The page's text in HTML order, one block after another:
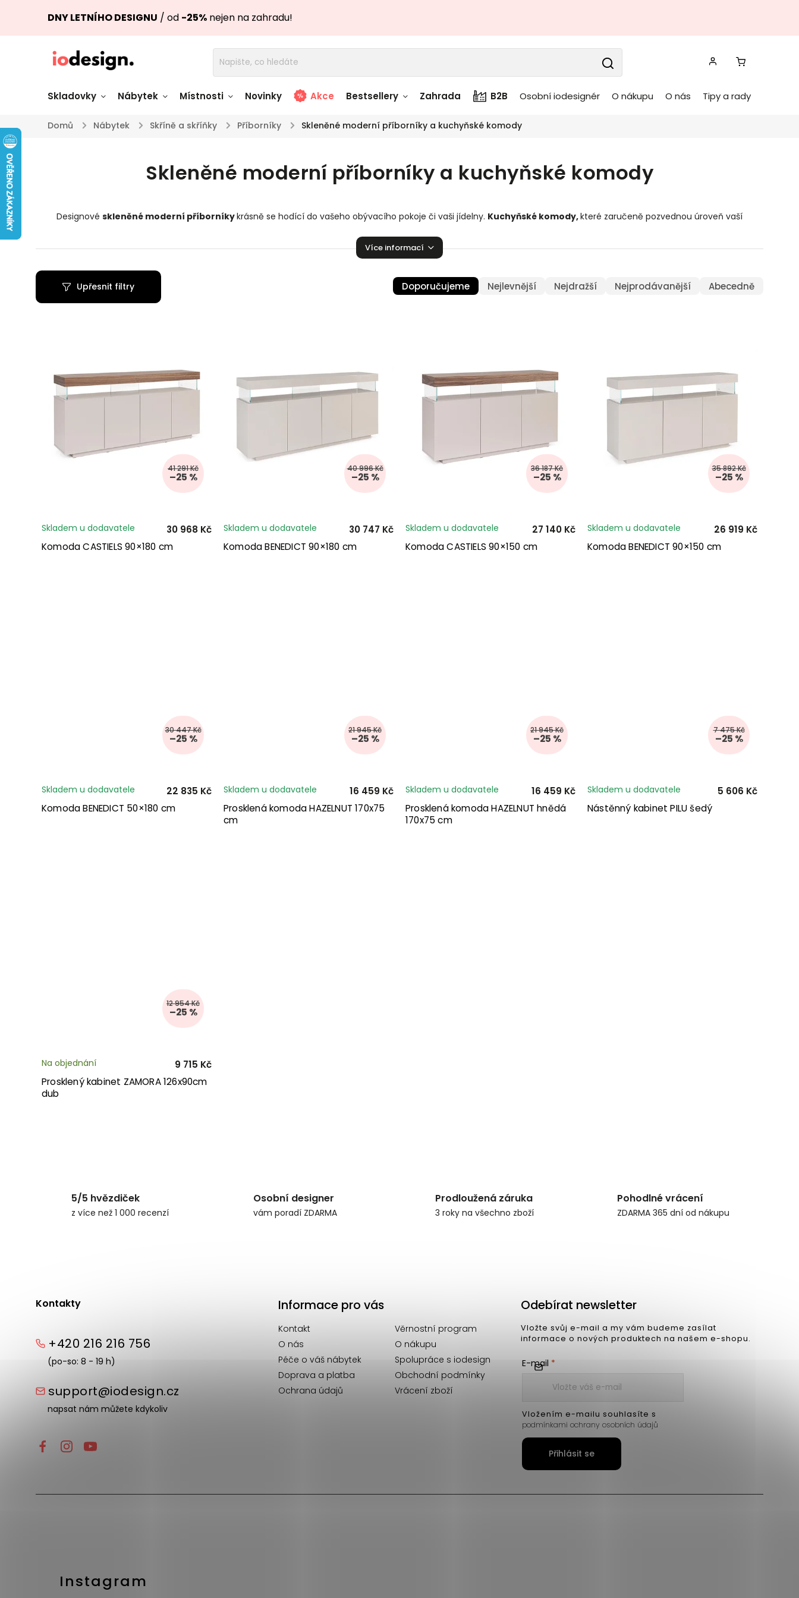
DNY LETNÍHO DESIGNU / od -25% nejen na zahradu!
Skladovky
Židle skladem Stoly skladem Stolky skladem
Pohovky a křesla
Úložné prostory
skladem
Zahradní nábytek
skladem
Světla skladem
Doplňky a
dekorace skladem
Textílie skladem
Nábytek Místnosti Novinky Akce Bestsellery Zahrada B2B Osobní iodesignér O nákupu O nás Tipy a rady
Domů / Nábytek / Skříně a skříňky / Příborníky / Skleněné moderní příborníky a kuchyňské komody
Skleněné moderní příborníky a kuchyňské komody
Designové skleněné moderní příborníkykrásně se hodící do vašeho obývacího pokoje či vaši jídelny. Kuchyňské komody,které zaručeně pozvednou úroveň vaší
Více informací
Doporučujeme Nejlevnější Nejdražší Nejprodávanější Abecedně
Upřesnit filtry
41 291 Kč
–25 %
Komoda CASTIELS 90×180 cm
Skladem u dodavatele 30 968 Kč
40 996 Kč
–25 %
Komoda BENEDICT 90×180 cm
Skladem u dodavatele 30 747 Kč
36 187 Kč
–25 %
Komoda CASTIELS 90×150 cm
Skladem u dodavatele 27 140 Kč
35 892 Kč
–25 %
Komoda BENEDICT 90×150 cm
Skladem u dodavatele 26 919 Kč
30 447 Kč
–25 %
Komoda BENEDICT 50×180 cm
Skladem u dodavatele 22 835 Kč
21 945 Kč
–25 %
Prosklená komoda HAZELNUT 170x75
cm
Skladem u dodavatele 16 459 Kč
21 945 Kč
–25 %
Prosklená komoda HAZELNUT hnědá
170x75 cm
Skladem u dodavatele 16 459 Kč
7 475 Kč
–25 %
Nástěnný kabinet PILU šedý
Skladem u dodavatele 5 606 Kč
12 954 Kč
–25 %
Prosklený kabinet ZAMORA 126x90cm
dub
Na objednání 9 715 Kč
5/5 hvězdiček
z více než 1 000 recenzí
Osobní designer
vám poradí ZDARMA
Prodloužená záruka
3 roky na všechno zboží
Pohodlné vrácení
ZDARMA 365 dní od nákupu
Kontakty
+420 216 216 756
(po-so: 8 - 19 h)
support@iodesign.cz
napsat nám můžete kdykoliv
Informace pro vás
Kontakt
Věrnostní program
O nás
O nákupu
Péče o váš nábytek
Spolupráce s iodesign
Doprava a platba
Obchodní podmínky
Ochrana údajů
Vrácení zboží
Instagram
Odebírat newsletter
Vložte svůj e-mail a my vám budeme zasílat
informace o nových produktech na našem e-shopu.
E-mail
Vložením e-mailu souhlasíte s
podmínkami ochrany osobních údajů
Přihlásit se